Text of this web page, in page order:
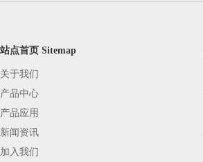
站点首页 Sitemap
关于我们
产品中心
产品应用
新闻资讯
加入我们